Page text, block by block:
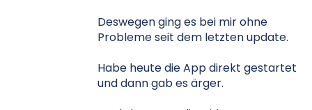
Deswegen ging es bei mir ohne
Probleme seit dem letzten update.
Habe heute die App direkt gestartet
und dann gab es ärger.